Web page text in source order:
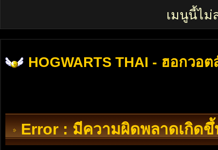
เมนูนี้ไม่
HOGWARTS THAI - ฮอกวอต
Error : มีความผิดพลาดเกิดขึ้